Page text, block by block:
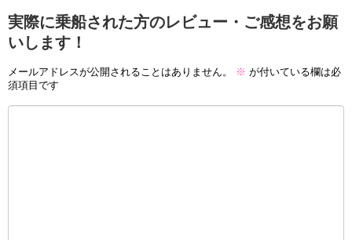
実際に乗船された方のレビュー・ご感想をお願
いします！
メールアドレスが公開されることはありません。 ※ が付いている欄は必
須項目です